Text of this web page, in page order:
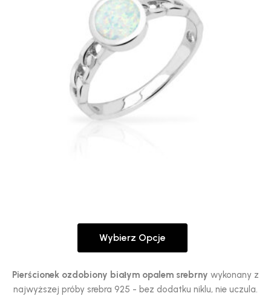
Pierścionek ozdobiony białym opalem srebrny wykonany z
najwyższej próby srebra 925 - bez dodatku niklu, nie uczula.
Wybierz Opcje
Ten
ma
wiele